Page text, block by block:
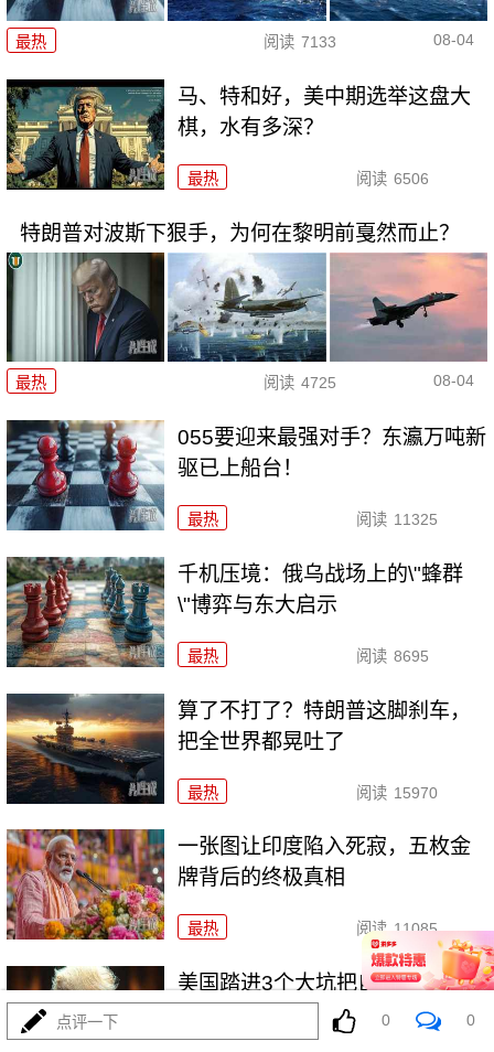
最热 阅读 7133 08-04
马、特和好，美中期选举这盘大
棋，水有多深？
最热 阅读 6506
特朗普对波斯下狠手，为何在黎明前戛然而止？
最热 阅读 4725 08-04
055要迎来最强对手？东瀛万吨新
驱已上船台！
最热 阅读 11325
千机压境：俄乌战场上的\"蜂群
\"博弈与东大启示
最热 阅读 8695
算了不打了？特朗普这脚刹车，
把全世界都晃吐了
最热 阅读 15970
一张图让印度陷入死寂，五枚金
牌背后的终极真相
最热 阅读 11085
美国踏进3个大坑把自己埋了！恐
点评一下 0 0